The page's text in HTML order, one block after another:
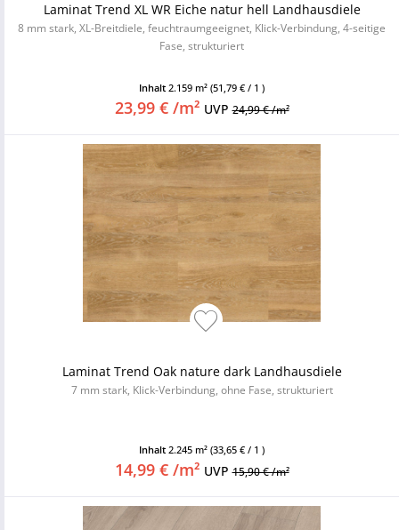
Laminat Trend XL WR Eiche natur hell Landhausdiele
8 mm stark, XL-Breitdiele, feuchtraumgeeignet, Klick-Verbindung, 4-seitige
Fase, strukturiert
Inhalt 2.159 m² (51,79 € / 1 )
23,99 € /m² UVP24,99 € /m²
Laminat Trend Oak nature dark Landhausdiele
7 mm stark, Klick-Verbindung, ohne Fase, strukturiert
Inhalt 2.245 m² (33,65 € / 1 )
14,99 € /m² UVP15,90 € /m²